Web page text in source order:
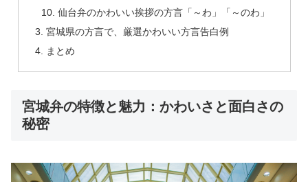
仙台弁のかわいい挨拶の方言「～わ」「～のわ」
宮城県の方言で、厳選かわいい方言告白例
まとめ
宮城弁の特徴と魅力：かわいさと面白さの
秘密